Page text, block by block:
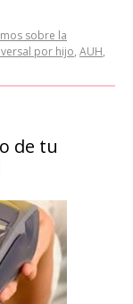
sobre la
por hijo, AUH,
de tu